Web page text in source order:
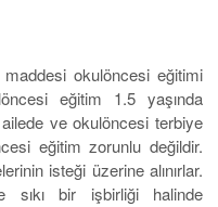
okulöncesi eğitimi
eğitim 1.5 yaşında
ve okulöncesi terbiye
eğitim zorunlu değildir.
isteği üzerine alınırlar.
sıkı bir işbirliği halinde